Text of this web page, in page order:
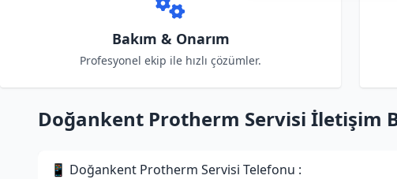
Bakım & Onarım
Profesyonel ekip ile hızlı çözümler.
Doğankent Protherm Servisi İletişim
📱 Doğankent Protherm Servisi Telefonu :